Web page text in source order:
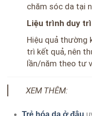
chăm sóc da tại
Liệu trình duy trì
Hiệu quả thường
trì kết quả, nên
lần/năm theo tư
XEM THÊM:
Trẻ hóa da ở đâu